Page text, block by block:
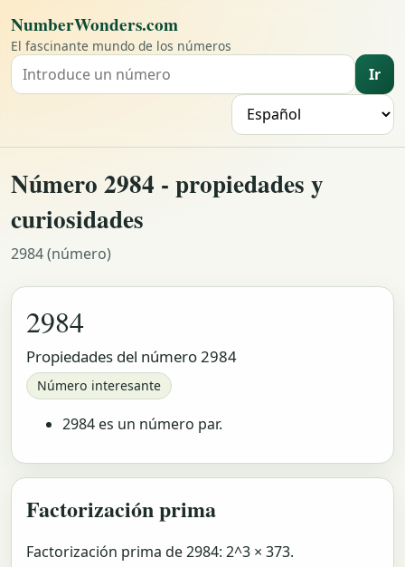
NumberWonders.com
El fascinante mundo de los números
Buscar un número Ir
Número 2984 - propiedades y
curiosidades
2984 (número)
2984
Propiedades del número 2984
Número interesante
2984 es un número par.
Factorización prima
Factorización prima de 2984: 2^3 × 373.